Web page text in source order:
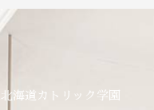
海道カトリック学園